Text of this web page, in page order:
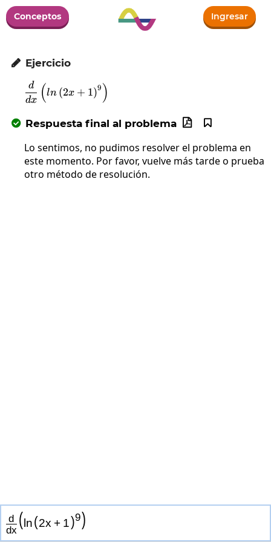
Conceptos Ingresar
 Ejercicio
dx
d (ln (2x + 1)9 )
 Respuesta final al problema 

Lo sentimos, no pudimos resolver el problema en
este momento. Por favor, vuelve más tarde o prueba
otro método de resolución.
d
dx
( n(2x + 1)9)